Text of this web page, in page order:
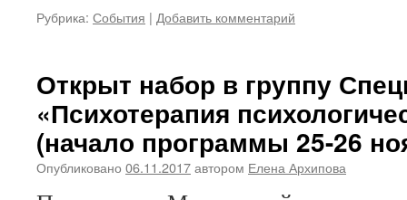
Рубрика: События | Добавить комментарий
Открыт набор в группу
«Психотерапия
(начало программы 25-26
Опубликовано 06.11.2017автором Елена Архипова